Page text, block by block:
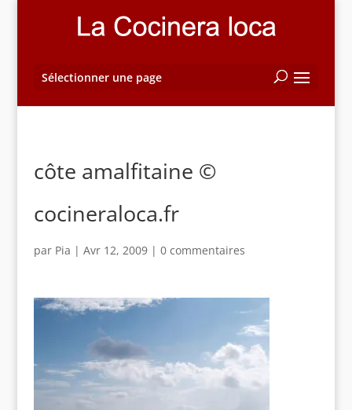
Sélectionner une page
côte amalfitaine ©
cocineraloca.fr
par Pia | Avr 12, 2009| 0 commentaires